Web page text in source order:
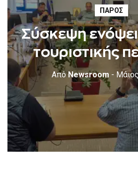
ΠΆΡΟΣ
Σύσκεψη
τουριστικής
ΑπόNewsroom -